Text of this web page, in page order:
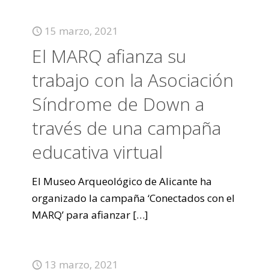
15 marzo, 2021
El MARQ afianza su
trabajo con la Asociación
Síndrome de Down a
través de una campaña
educativa virtual
El Museo Arqueológico de Alicante ha
organizado la campaña ‘Conectados con el
MARQ’ para afianzar […]
13 marzo, 2021